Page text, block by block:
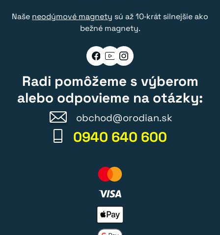
Naše neodýmové magnety sú až 10‑krát silnejšie ako
bežné magnety.
Radi pomôžeme s výberom
alebo odpovieme na otázky:
obchod@orodian.sk
0940 640 600